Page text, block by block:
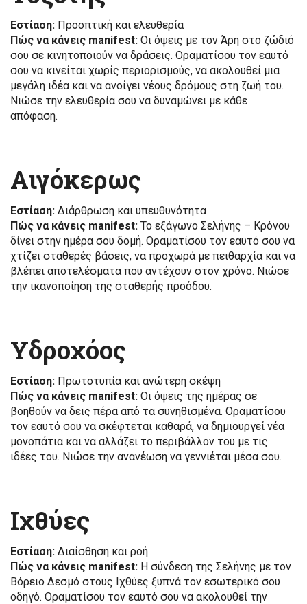
Εστίαση: Προοπτική και ελευθερία
Πώς να κάνεις manifest: Οι όψεις με τον Άρη στο ζώδιό
σου σε κινητοποιούν να δράσεις. Οραματίσου τον εαυτό
σου να κινείται χωρίς περιορισμούς, να ακολουθεί μια
μεγάλη ιδέα και να ανοίγει νέους δρόμους στη ζωή του.
Νιώσε την ελευθερία σου να δυναμώνει με κάθε
απόφαση.
Αιγόκερως
Εστίαση: Διάρθρωση και υπευθυνότητα
Πώς να κάνεις manifest: Το εξάγωνο Σελήνης – Κρόνου
δίνει στην ημέρα σου δομή. Οραματίσου τον εαυτό σου να
χτίζει σταθερές βάσεις, να προχωρά με πειθαρχία και να
βλέπει αποτελέσματα που αντέχουν στον χρόνο. Νιώσε
την ικανοποίηση της σταθερής προόδου.
Υδροχόος
Εστίαση: Πρωτοτυπία και ανώτερη σκέψη
Πώς να κάνεις manifest: Οι όψεις της ημέρας σε
βοηθούν να δεις πέρα από τα συνηθισμένα. Οραματίσου
τον εαυτό σου να σκέφτεται καθαρά, να δημιουργεί νέα
μονοπάτια και να αλλάζει το περιβάλλον του με τις
ιδέες του. Νιώσε την ανανέωση να γεννιέται μέσα σου.
Ιχθύες
Εστίαση: Διαίσθηση και ροή
Πώς να κάνεις manifest: Η σύνδεση της Σελήνης με τον
Βόρειο Δεσμό στους Ιχθύες ξυπνά τον εσωτερικό σου
οδηγό. Οραματίσου τον εαυτό σου να ακολουθεί την